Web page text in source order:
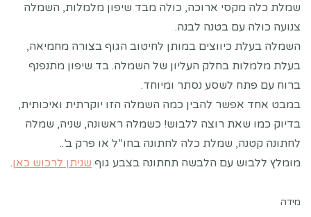
שמלת כלה מקסי ארוכה, כולה מבד שיפון מלמלות, השמלה
צנועה כולה עם בטנה לבנה.
השמלה בעלת כיווצים במותן לחיטוב הגוף בצורה מחמיאה,
בעלת מלמלות בחלק העליון של השמלה. בד שיפון מתנפנף
ברוח עם פתח לשסע נסתר ומיוחד.
במבט אחד אפשר להבין כמה השמלה הזו יוקרתית ואיכותית,
בדיוק כמו שאת רוצה ללבוש! כשמלה ראשונה, שניה, שמלה
לחתונה קטנה, שמלת כלה לחתונה בחו”ל או פרק ב’..
מומלץ ללבוש עם הלבשה תחתונה בצבע גוף שניתן לרכוש כאן.
מידה